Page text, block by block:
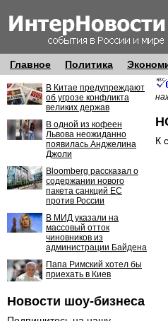
Главное Политика
В Китае предупреждают
об угрозе конфликта
великих держав
В одной из кофеен
Львова неожиданно
появилась Анджелина
Джоли
Bloomberg рассказал о
содержании нового
пакета санкций ЕС
против России
В МИД указали на
массовый отток
чиновников из
администрации Байдена
Папа Римский хотел бы
приехать в Киев
Новости шоу-бизнеса
К